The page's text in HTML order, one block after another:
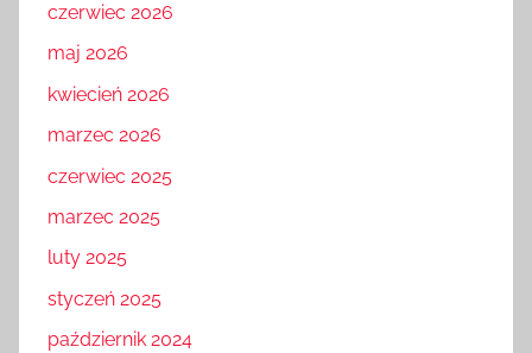
czerwiec 2026
maj 2026
kwiecień 2026
marzec 2026
czerwiec 2025
marzec 2025
luty 2025
styczeń 2025
październik 2024